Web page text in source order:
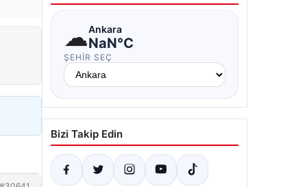
☁Ankara
NaN°C
ŞEHIR SEÇ
Bizi Takip Edin